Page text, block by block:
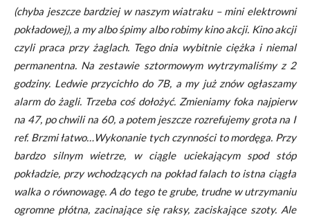
(chyba jeszcze bardziej w naszym wiatraku – mini elektrowni
pokładowej), a my albo śpimy albo robimy kino akcji. Kino akcji
czyli praca przy żaglach. Tego dnia wybitnie ciężka i niemal
permanentna. Na zestawie sztormowym wytrzymaliśmy z 2
godziny. Ledwie przycichło do 7B, a my już znów ogłaszamy
alarm do żagli. Trzeba coś dołożyć. Zmieniamy foka najpierw
na 47, po chwili na 60, a potem jeszcze rozrefujemy grota na I
ref. Brzmi łatwo…Wykonanie tych czynności to mordęga. Przy
bardzo silnym wietrze, w ciągle uciekającym spod stóp
pokładzie, przy wchodzących na pokład falach to istna ciągła
walka o równowagę. A do tego te grube, trudne w utrzymaniu
ogromne płótna, zacinające się raksy, zaciskające szoty. Ale